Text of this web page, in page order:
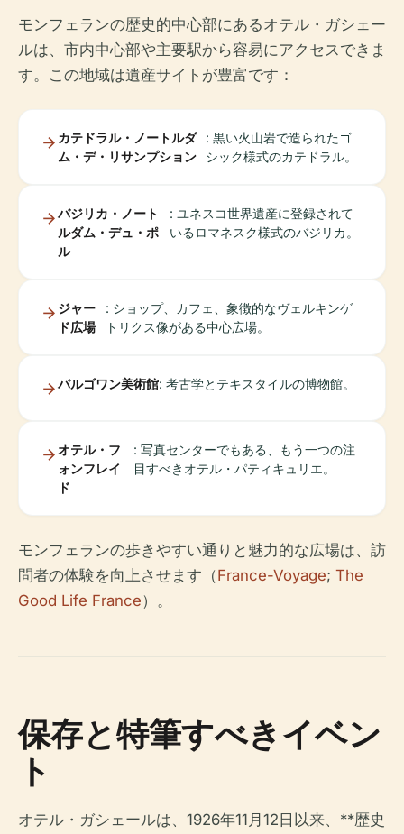
モンフェランの歴史的中心部にあるオテル・ガシェー
ルは、市内中心部や主要駅から容易にアクセスできま
す。この地域は遺産サイトが豊富です：
カテドラル・ノートルダ
ム・デ・リサンプション
: 黒い火山岩で造られたゴ
シック様式のカテドラル。
バジリカ・ノート
ルダム・デュ・ポ
ル
: ユネスコ世界遺産に登録されて
いるロマネスク様式のバジリカ。
ジャー
ド広場
: ショップ、カフェ、象徴的なヴェルキンゲ
トリクス像がある中心広場。
バルゴワン美術館: 考古学とテキスタイルの博物館。
オテル・フ
ォンフレイ
ド
: 写真センターでもある、もう一つの注
目すべきオテル・パティキュリエ。
モンフェランの歩きやすい通りと魅力的な広場は、訪
問者の体験を向上させます（France-Voyage; The
Good Life France）。
保存と特筆すべきイベン
ト
オテル・ガシェールは、1926年11月12日以来、**歴史